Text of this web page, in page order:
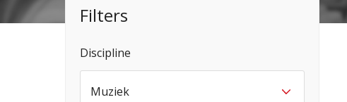
Filters
Discipline